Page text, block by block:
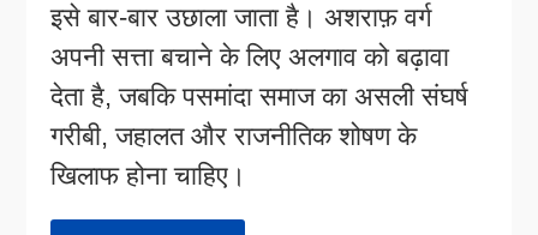
इसे बार-बार उछाला जाता है। अशराफ़ वर्ग
अपनी सत्ता बचाने के लिए अलगाव को बढ़ावा
देता है, जबकि पसमांदा समाज का असली संघर्ष
गरीबी, जहालत और राजनीतिक शोषण के
खिलाफ होना चाहिए।